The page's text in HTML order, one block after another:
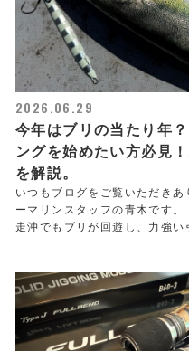
2026.06.29
今年はブリの当たり年
ングを始めたい方必見
を解説。
いつもブログをご覧いただき
ーマリンスタッフの青木です
走沖でもブリが回遊し、力強い